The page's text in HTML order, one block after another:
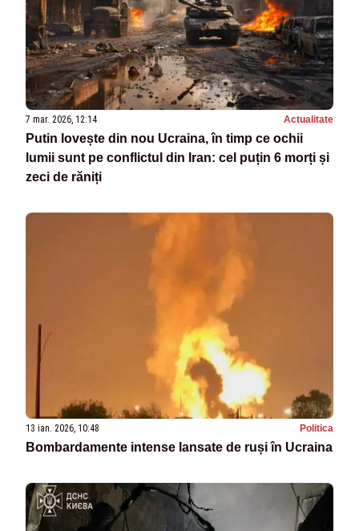
7 mar. 2026, 12:14 Actualitate
Putin lovește din nou Ucraina, în timp ce ochii
lumii sunt pe conflictul din Iran: cel puțin 6 morți și
zeci de răniți
13 ian. 2026, 10:48 Politica
Bombardamente intense lansate de ruși în Ucraina